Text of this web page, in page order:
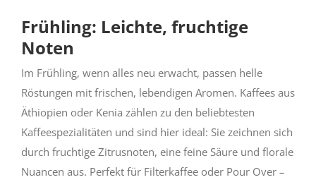
Frühling: Leichte, fruchtige
Noten
Im Frühling, wenn alles neu erwacht, passen helle
Röstungen mit frischen, lebendigen Aromen. Kaffees aus
Äthiopien oder Kenia zählen zu den beliebtesten
Kaffeespezialitäten und sind hier ideal: Sie zeichnen sich
durch fruchtige Zitrusnoten, eine feine Säure und florale
Nuancen aus. Perfekt für Filterkaffee oder Pour Over –